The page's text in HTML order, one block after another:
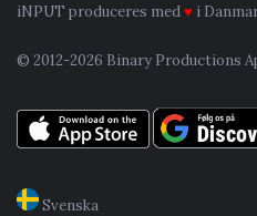
iNPUT produceres med♥ i
© 2012-2026 Binary Productions
Svenska